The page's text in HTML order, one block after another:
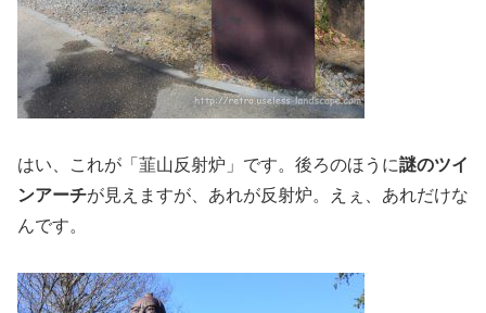
はい、これが「韮山反射炉」です。後ろのほうに謎のツイ
ンアーチが見えますが、あれが反射炉。えぇ、あれだけな
んです。